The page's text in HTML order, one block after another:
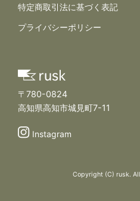
規約とポリシー
特定商取引法に基づく表記
プライバシーポリシー
〒780-0824
高知県高知市城見町7-11
Instagram
Copyright (C) rusk.